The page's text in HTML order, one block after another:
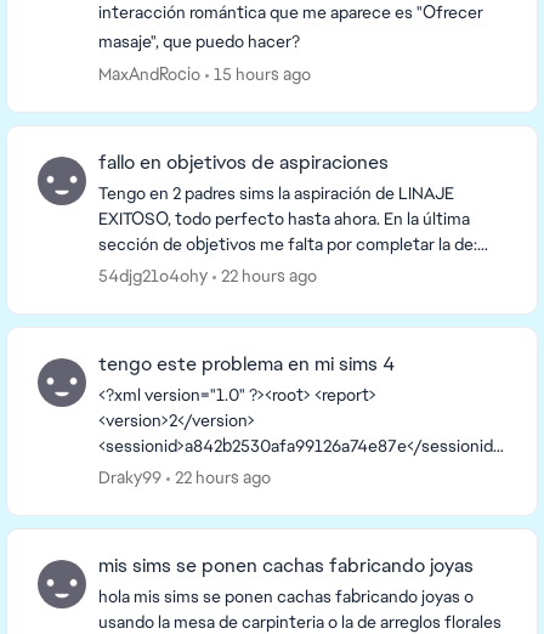
interacción romántica que me aparece es "Ofrecer
masaje", que puedo hacer?
MaxAndRocio
15 hours ago
fallo en objetivos de aspiraciones
Tengo en 2 padres sims la aspiración de LINAJE
EXITOSO, todo perfecto hasta ahora. En la última
sección de objetivos me falta por completar la de:
hacer que un hijo niño complete una aspiración y
54djg21o4ohy 22 hours ago
tengo este problema en mi sims 4
<?xml version="1.0" ?><root> <report>
<version>2</version>
<sessionid>a842b2530afa99126a74e87e</sessionid>
<type>desync</type>
<createtime>2026-08-06 16:09:38</createti...
Draky99 22 hours ago
mis sims se ponen cachas fabricando joyas
hola mis sims se ponen cachas fabricando joyas o
usando la mesa de carpinteria o la de arreglos florales